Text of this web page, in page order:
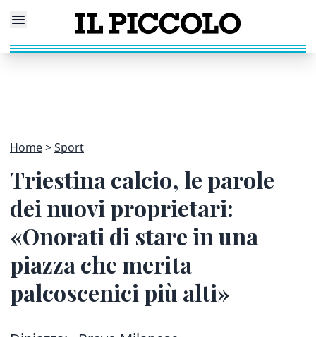
Home Sport
Triestina calcio, le parole
dei nuovi proprietari:
«Onorati di stare in una
piazza che merita
palcoscenici più alti»